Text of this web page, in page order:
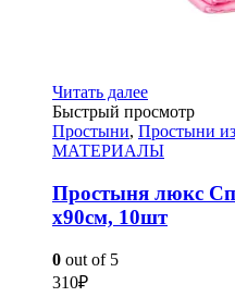
Читать далее
Быстрый просмотр
Простыни, Простыни
МАТЕРИАЛЫ
Простыня люкс
х90см, 10шт
0 out of 5
310₽